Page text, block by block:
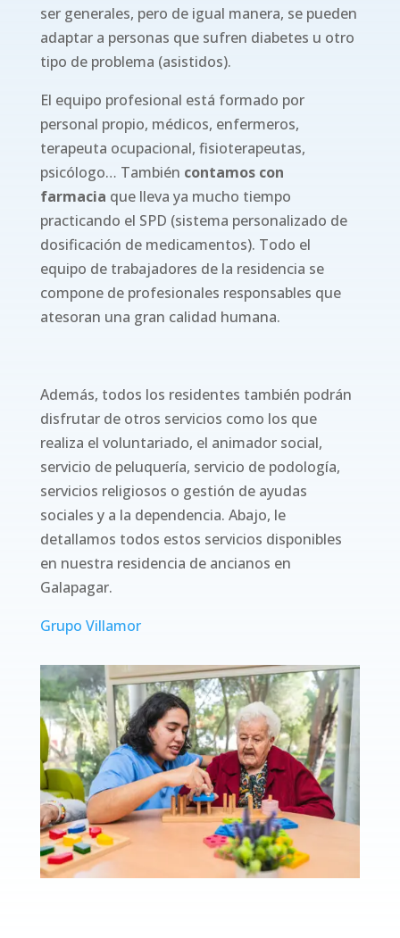
ser generales, pero de igual manera, se pueden
adaptar a personas que sufren diabetes u otro
tipo de problema (asistidos).
El equipo profesional está formado por
personal propio, médicos, enfermeros,
terapeuta ocupacional, fisioterapeutas,
psicólogo… También contamos con
farmacia que lleva ya mucho tiempo
practicando el SPD (sistema personalizado de
dosificación de medicamentos). Todo el
equipo de trabajadores de la residencia se
compone de profesionales responsables que
atesoran una gran calidad humana.
Además, todos los residentes también podrán
disfrutar de otros servicios como los que
realiza el voluntariado, el animador social,
servicio de peluquería, servicio de podología,
servicios religiosos o gestión de ayudas
sociales y a la dependencia. Abajo, le
detallamos todos estos servicios disponibles
en nuestra residencia de ancianos en
Galapagar.
Grupo Villamor